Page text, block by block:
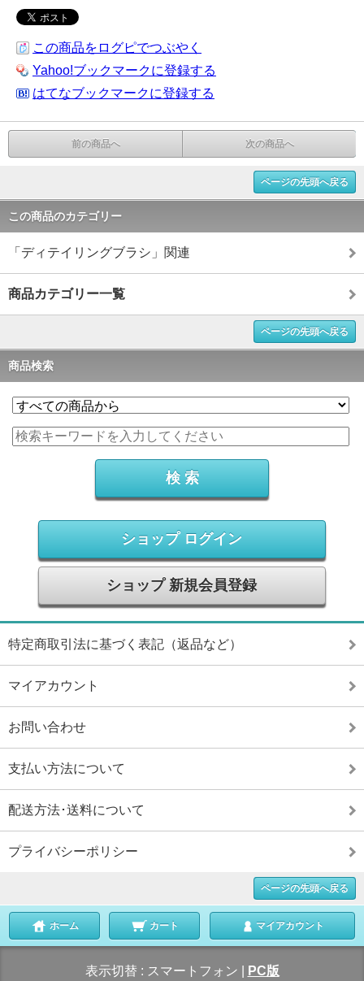
この商品をログピでつぶやく
Yahoo!ブックマークに登録する
はてなブックマークに登録する
前の商品へ 次の商品へ
ページの先頭へ戻る
この商品のカテゴリー
「ディテイリングブラシ」関連
商品カテゴリー一覧
ページの先頭へ戻る
商品検索
ショップ ログイン
ショップ 新規会員登録
特定商取引法に基づく表記（返品など）
マイアカウント
お問い合わせ
支払い方法について
配送方法･送料について
プライバシーポリシー
ページの先頭へ戻る
ホーム カート マイアカウント
表示切替 : スマートフォン PC版